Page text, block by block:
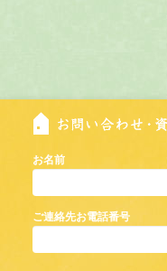
お名前
ご連絡先お電話番号